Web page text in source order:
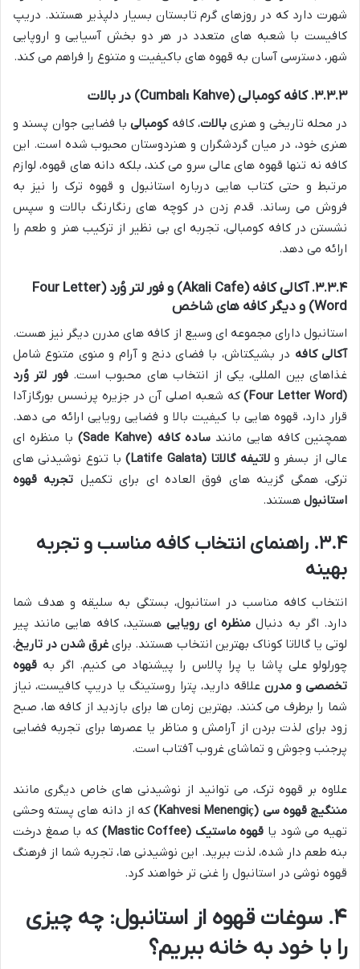
شهرت دارد که در روزهای گرم تابستان بسیار دلپذیر هستند. دریپ
کافیست با شعبه های متعدد در هر دو بخش آسیایی و اروپایی
شهر، دسترسی آسان به قهوه های باکیفیت و متنوع را فراهم می کند.
۳.۳.۳. کافه کومبالی (Cumbalı Kahve) در بالات
در محله تاریخی و هنریبالات، کافهکومبالیبا فضایی جوان پسند و
هنری خود، در میان گردشگران و هنردوستان محبوب شده است. این
کافه نه تنها قهوه های عالی سرو می کند، بلکه دانه های قهوه، لوازم
مرتبط و حتی کتاب هایی درباره استانبول و قهوه ترک را نیز به
فروش می رساند. قدم زدن در کوچه های رنگارنگ بالات و سپس
نشستن در کافه کومبالی، تجربه ای بی نظیر از ترکیب هنر و طعم را
ارائه می دهد.
۳.۳.۴. آکالی کافه (Akali Cafe) و فور لتر وُرد (Four Letter
Word) و دیگر کافه های شاخص
استانبول دارای مجموعه ای وسیع از کافه های مدرن دیگر نیز هست.
آکالی کافه در بشیکتاش، با فضای دنج و آرام و منوی متنوع شامل
غذاهای بین المللی، یکی از انتخاب های محبوب است.فور لتر وُرد
(Four Letter Word)
که شعبه اصلی آن در جزیره پرنسس بورگازآدا
قرار دارد، قهوه هایی با کیفیت بالا و فضایی رویایی ارائه می دهد.
همچنین کافه هایی مانندساده کافه (Sade Kahve)
با منظره ای
عالی از بسفر ولاتیفه گالاتا (Latife Galata)
با تنوع نوشیدنی های
ترکی، همگی گزینه های فوق العاده ای برای تکمیل تجربه قهوه
استانبول هستند.
۳.۴. راهنمای انتخاب کافه مناسب و تجربه
بهینه
انتخاب کافه مناسب در استانبول، بستگی به سلیقه و هدف شما
دارد. اگر به دنبال منظره ای رویایی هستید، کافه هایی مانند پیر
لوتی یا گالاتا کوناک بهترین انتخاب هستند. برای غرق شدن در تاریخ،
چورلولو علی پاشا یا پرا پالاس را پیشنهاد می کنیم. اگر به قهوه
تخصصی و مدرن علاقه دارید، پترا روستینگ یا دریپ کافیست، نیاز
شما را برطرف می کنند. بهترین زمان ها برای بازدید از کافه ها، صبح
زود برای لذت بردن از آرامش و مناظر یا عصرها برای تجربه فضایی
پرجنب وجوش و تماشای غروب آفتاب است.
علاوه بر قهوه ترک، می توانید از نوشیدنی های خاص دیگری مانند
مننگیچ قهوه سی (Kahvesi Menengiç)
که از دانه های پسته وحشی
تهیه می شود یا قهوه ماستیک (Mastic Coffee)
که با صمغ درخت
بنه طعم دار شده، لذت ببرید. این نوشیدنی ها، تجربه شما از فرهنگ
قهوه نوشی در استانبول را غنی تر خواهند کرد.
۴. سوغات قهوه از استانبول: چه چیزی
را با خود به خانه ببریم؟